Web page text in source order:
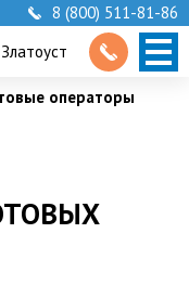
8 (800) 511-81-86
Златоуст
операторы